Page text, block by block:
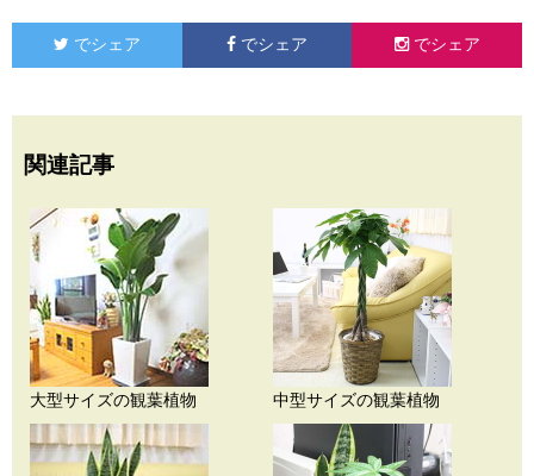
でシェア でシェア でシェア
関連記事
大型サイズの観葉植物 中型サイズの観葉植物